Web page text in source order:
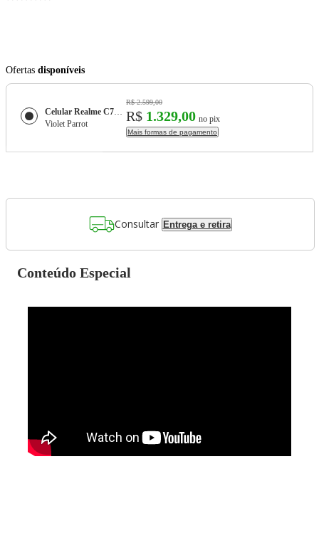
Ofertas disponíveis
Celular Realme C73 Violet Parrot, Tela de 6,67", 4G, 256GB e Câmera de 50MP - RMX5303
Violet Parrot
R$ 2.599,00
R$ 1.329,00 no pix
Mais formas de pagamento
Consultar Entrega e retira
Conteúdo Especial